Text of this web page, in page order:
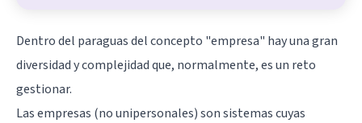
Dentro del paraguas del concepto "empresa" hay una gran
diversidad y complejidad que, normalmente, es un reto
gestionar.
Las empresas (no unipersonales) son sistemas cuyas